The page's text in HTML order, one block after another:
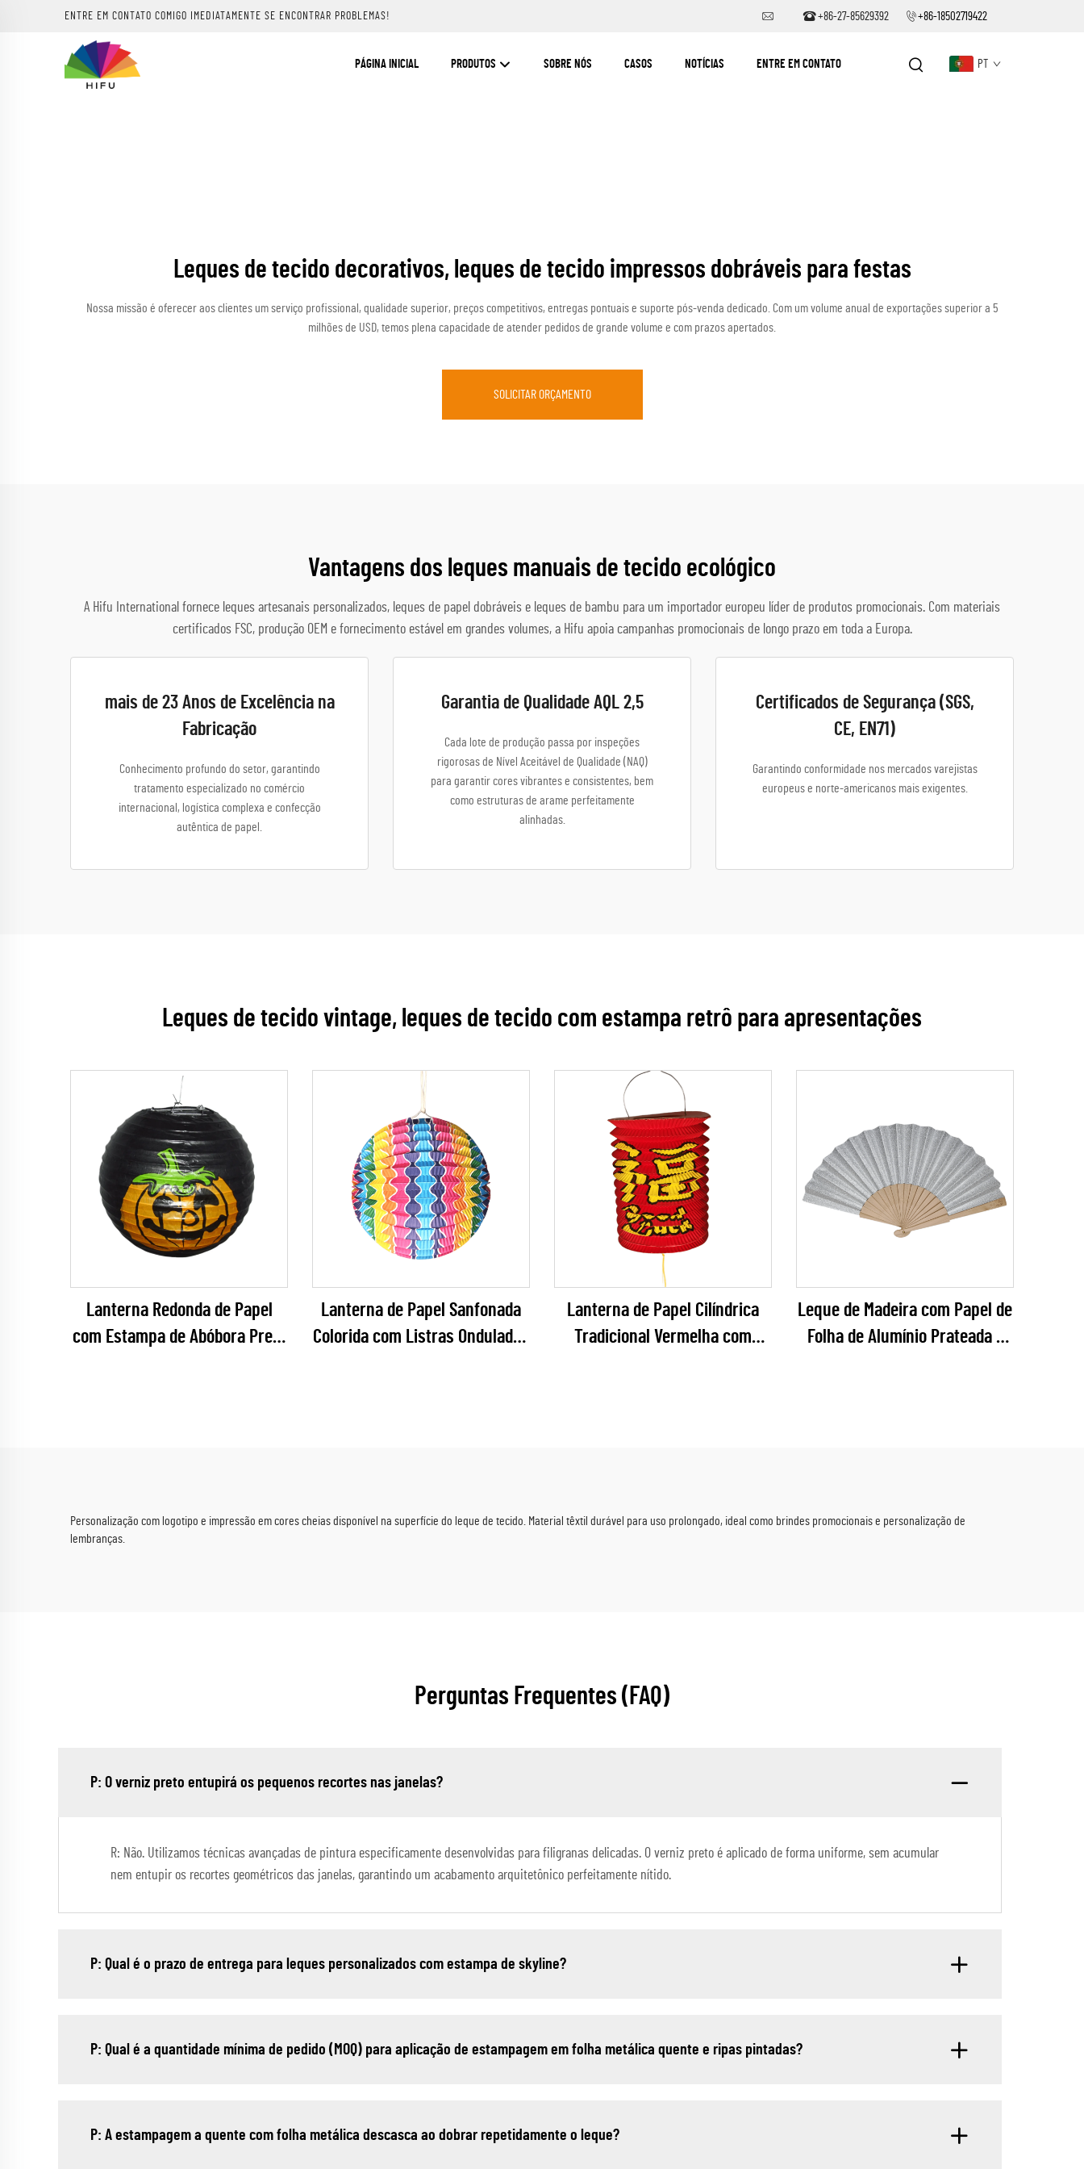
ENTRE EM CONTATO COMIGO IMEDIATAMENTE SE ENCONTRAR PROBLEMAS! +86-27-85629392 +86-18502719422
PÁGINA INICIAL PRODUTOS SOBRE NÓS CASOS NOTÍCIAS ENTRE EM CONTATO PT
Leques de tecido decorativos, leques de tecido impressos dobráveis para festas
Nossa missão é oferecer aos clientes um serviço profissional, qualidade superior, preços competitivos, entregas pontuais e suporte pós-venda dedicado. Com um volume anual de exportações superior a 5
milhões de USD, temos plena capacidade de atender pedidos de grande volume e com prazos apertados.
SOLICITAR ORÇAMENTO
Vantagens dos leques manuais de tecido ecológico
A Hifu International fornece leques artesanais personalizados, leques de papel dobráveis e leques de bambu para um importador europeu líder de produtos promocionais. Com materiais
certificados FSC, produção OEM e fornecimento estável em grandes volumes, a Hifu apoia campanhas promocionais de longo prazo em toda a Europa.
mais de 23 Anos de Excelência na
Fabricação
Conhecimento profundo do setor, garantindo
tratamento especializado no comércio
internacional, logística complexa e confecção
autêntica de papel.
Garantia de Qualidade AQL 2,5
Cada lote de produção passa por inspeções
rigorosas de Nível Aceitável de Qualidade (NAQ)
para garantir cores vibrantes e consistentes, bem
como estruturas de arame perfeitamente
alinhadas.
Certificados de Segurança (SGS,
CE, EN71)
Garantindo conformidade nos mercados varejistas
europeus e norte-americanos mais exigentes.
Leques de tecido vintage, leques de tecido com estampa retrô para apresentações
Lanterna Redonda de Papel
com Estampa de Abóbora Preta
Lanterna de Papel Sanfonada
Colorida com Listras Onduladas
Lanterna de Papel Cilíndrica
Tradicional Vermelha com
Leque de Madeira com Papel de
Folha de Alumínio Prateada –
Personalização com logotipo e impressão em cores cheias disponível na superfície do leque de tecido. Material têxtil durável para uso prolongado, ideal como brindes promocionais e personalização de
lembranças.
Perguntas Frequentes (FAQ)
P: O verniz preto entupirá os pequenos recortes nas janelas?
R: Não. Utilizamos técnicas avançadas de pintura especificamente desenvolvidas para filigranas delicadas. O verniz preto é aplicado de forma uniforme, sem acumular
nem entupir os recortes geométricos das janelas, garantindo um acabamento arquitetônico perfeitamente nítido.
P: Qual é o prazo de entrega para leques personalizados com estampa de skyline?
P: Qual é a quantidade mínima de pedido (MOQ) para aplicação de estampagem em folha metálica quente e ripas pintadas?
P: A estampagem a quente com folha metálica descasca ao dobrar repetidamente o leque?